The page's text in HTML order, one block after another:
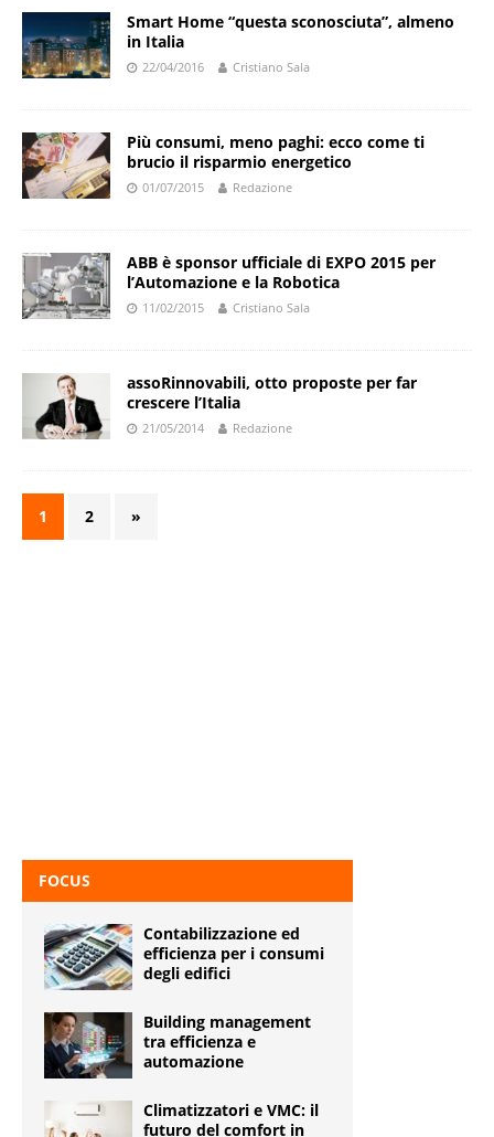
Smart Home “questa sconosciuta”, almeno
in Italia
22/04/2016 Cristiano Sala
Più consumi, meno paghi: ecco come ti
brucio il risparmio energetico
01/07/2015 Redazione
ABB è sponsor ufficiale di EXPO 2015 per
l’Automazione e la Robotica
11/02/2015 Cristiano Sala
assoRinnovabili, otto proposte per far
crescere l’Italia
21/05/2014 Redazione
1 2 »
FOCUS
Contabilizzazione ed
efficienza per i consumi
degli edifici
Building management
tra efficienza e
automazione
Climatizzatori e VMC: il
futuro del comfort in